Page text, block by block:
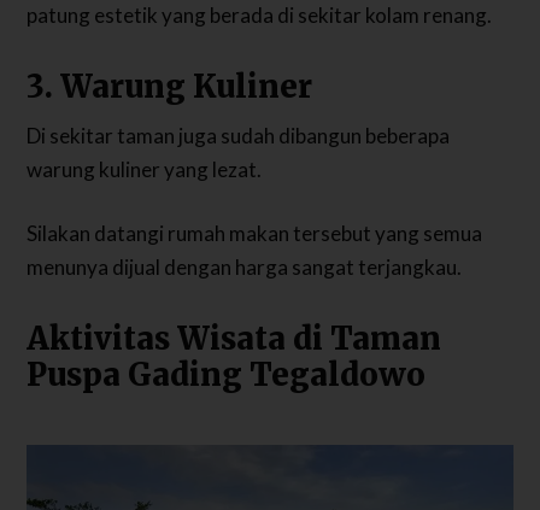
patung estetik yang berada di sekitar kolam renang.
3. Warung Kuliner
Di sekitar taman juga sudah dibangun beberapa
warung kuliner yang lezat.
Silakan datangi rumah makan tersebut yang semua
menunya dijual dengan harga sangat terjangkau.
Aktivitas Wisata di Taman
Puspa Gading Tegaldowo